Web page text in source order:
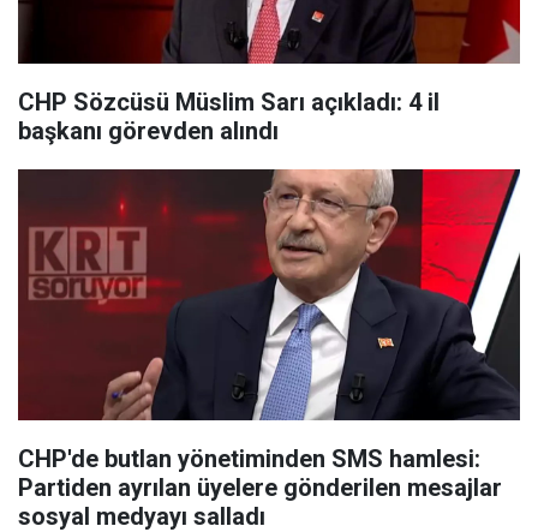
CHP Sözcüsü Müslim Sarı açıkladı: 4 il
başkanı görevden alındı
CHP'de butlan yönetiminden SMS hamlesi:
Partiden ayrılan üyelere gönderilen mesajlar
sosyal medyayı salladı